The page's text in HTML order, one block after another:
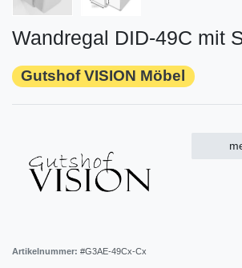
Wandregal DID-49C mit
Gutshof VISION Möbel
Artikelnummer: #G3AE-49Cx-Cx